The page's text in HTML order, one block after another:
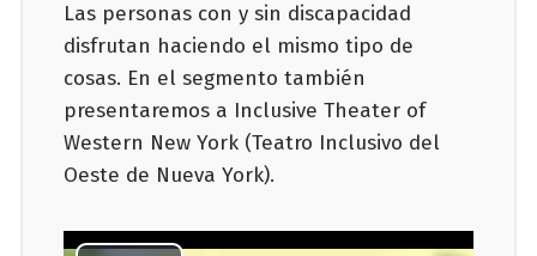
Las personas con y sin discapacidad
disfrutan haciendo el mismo tipo de
cosas. En el segmento también
presentaremos a Inclusive Theater of
Western New York (Teatro Inclusivo del
Oeste de Nueva York).